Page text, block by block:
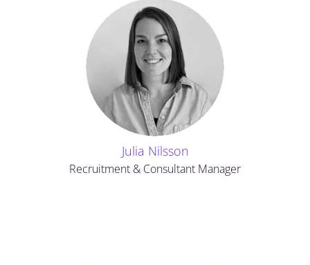
Julia Nilsson
Recruitment & Consultant Manager